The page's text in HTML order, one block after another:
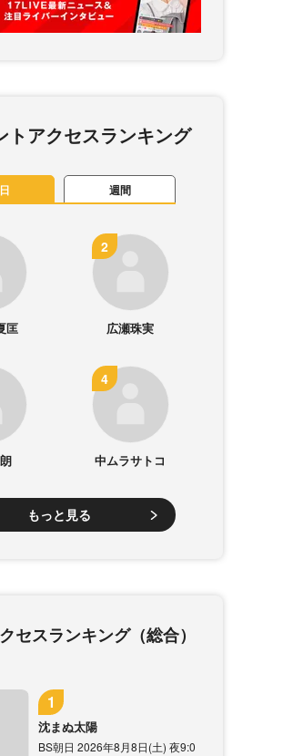
トアクセスランキング
週間
匡 広瀬珠実
中ムラサトコ
もっと見る
セスランキング（総合）
沈まぬ太陽
BS朝日 2026年8月8日(土) 夜9:0